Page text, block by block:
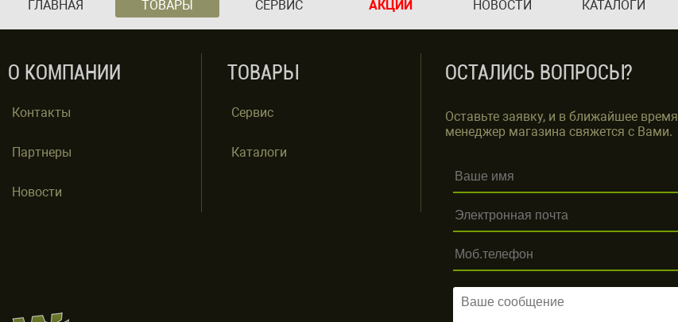
ГЛАВНАЯ ТОВАРЫ СЕРВИС АКЦИИ НОВОСТИ КАТАЛОГИ
О КОМПАНИИ
Контакты
Партнеры
Новости
ТОВАРЫ
Сервис
Каталоги
ОСТАЛИСЬ ВОПРОСЫ?
Оставьте заявку, и в ближайшее время
менеджер магазина свяжется с Вами.